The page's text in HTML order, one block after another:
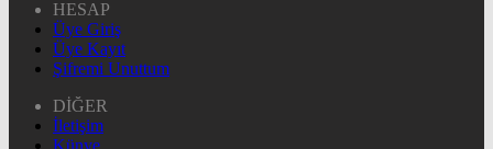
HESAP
Üye Giriş
Üye Kayıt
Şifremi Unuttum
DİĞER
İletişim
Künye